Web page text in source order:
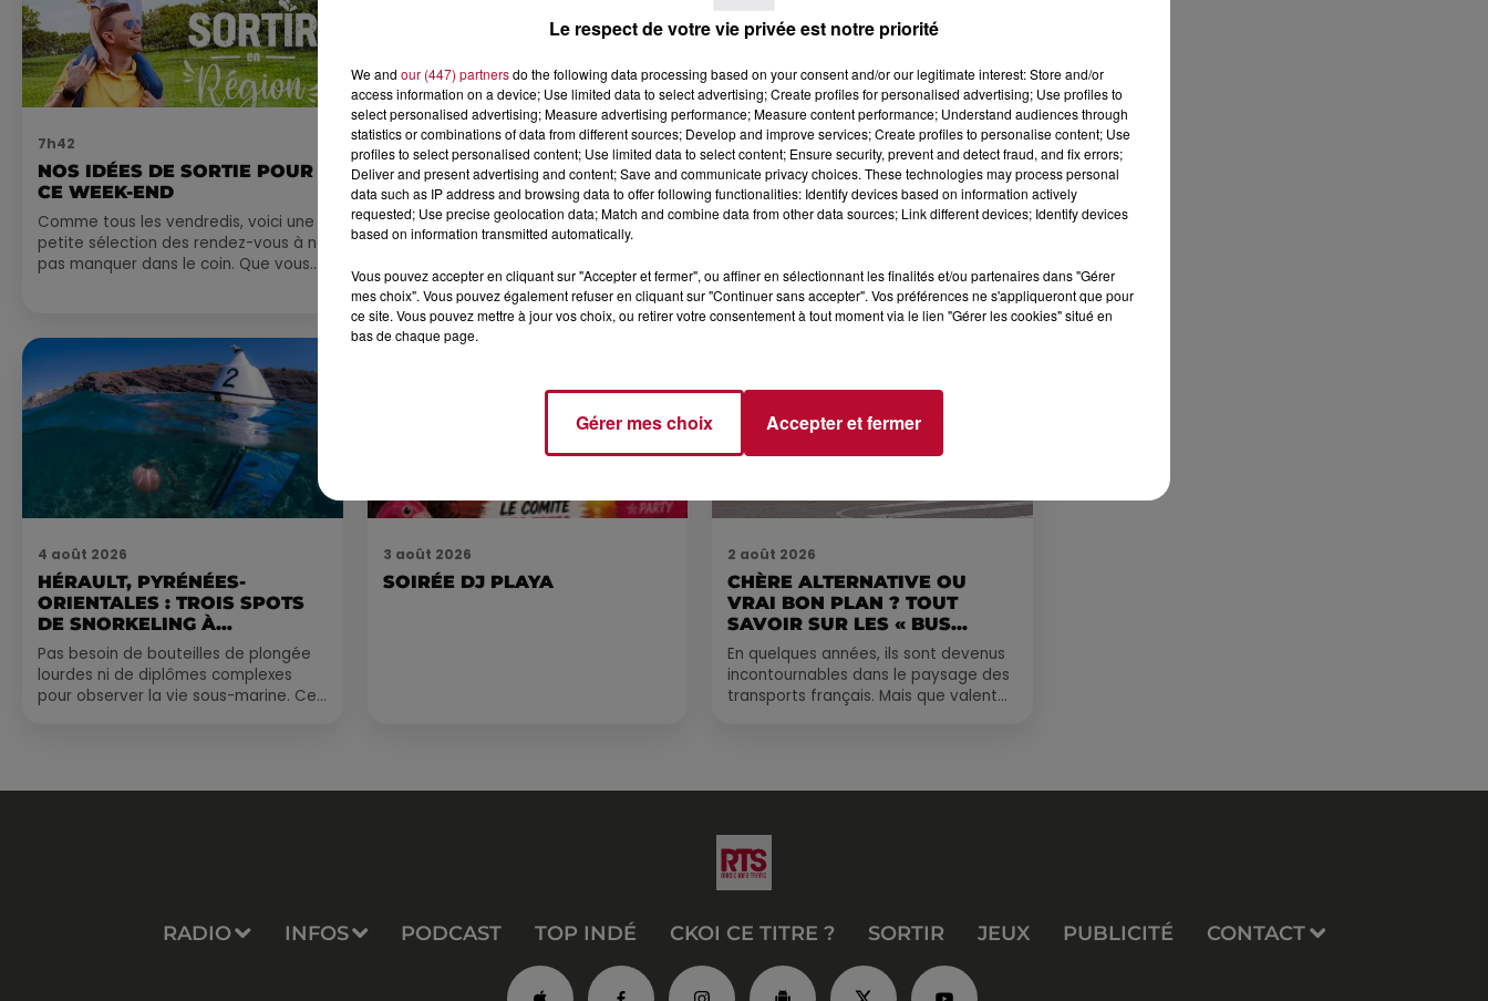
7h42
NOS IDÉES DE SORTIE POUR
CE WEEK-END
Comme tous les vendredis, voici une
petite sélection des rendez-vous à ne
pas manquer dans le coin. Que vous
6 août 2026
NÎMES : « LE RÊVE DU
GLADIATEUR » INVESTIT LES
ARÈNES CES 3...
Après un franc succès l'été dernier, le
revient illuminer l'amphithéâtre
romain les 6, 7 et 8 août. Une fresque
nocturne...
4 août 2026
FÊTE DE LA POLYNÉSIE À
VILLEVEYRAC
4 août 2026
HÉRAULT, PYRÉNÉES-
ORIENTALES : TROIS SPOTS
DE SNORKELING À
EXPLORER...
Pas besoin de bouteilles de plongée
lourdes ni de diplômes complexes
pour observer la vie sous-marine. Cet
3 août 2026
SOIRÉE DJ PLAYA
2 août 2026
CHÈRE ALTERNATIVE OU
VRAI BON PLAN ? TOUT
SAVOIR SUR LES « BUS...
En quelques années, ils sont devenus
incontournables dans le paysage des
transports français. Mais que valent
RADIO INFOS PODCAST TOP INDÉ CKOI CE TITRE ? SORTIR JEUX PUBLICITÉ CONTACT
Le respect de votre vie privée est notre priorité
We and our (447) partnersdo the following data processing based on your consent and/or our legitimate interest: Store and/or
access information on a device; Use limited data to select advertising; Create profiles for personalised advertising; Use profiles to
select personalised advertising; Measure advertising performance; Measure content performance; Understand audiences through
statistics or combinations of data from different sources; Develop and improve services; Create profiles to personalise content; Use
profiles to select personalised content; Use limited data to select content; Ensure security, prevent and detect fraud, and fix errors;
Deliver and present advertising and content; Save and communicate privacy choices. These technologies may process personal
data such as IP address and browsing data to offer following functionalities: Identify devices based on information actively
requested; Use precise geolocation data; Match and combine data from other data sources; Link different devices; Identify devices
based on information transmitted automatically.
Vous pouvez accepter en cliquant sur "Accepter et fermer", ou affiner en sélectionnant les finalités et/ou partenaires dans "Gérer
mes choix". Vous pouvez également refuser en cliquant sur "Continuer sans accepter". Vos préférences ne s'appliqueront que pour
ce site. Vous pouvez mettre à jour vos choix, ou retirer votre consentement à tout moment via le lien "Gérer les cookies" situé en
bas de chaque page.
Gérer mes choix Accepter et fermer